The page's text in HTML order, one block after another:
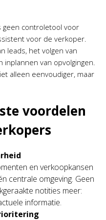
geen controletool voor
voor de verkoper.
leads, het volgen van
van opvolgingen.
alleen eenvoudiger, maar
voordelen
en verkoopkansen
centrale omgeving. Geen
notities meer:
informatie.